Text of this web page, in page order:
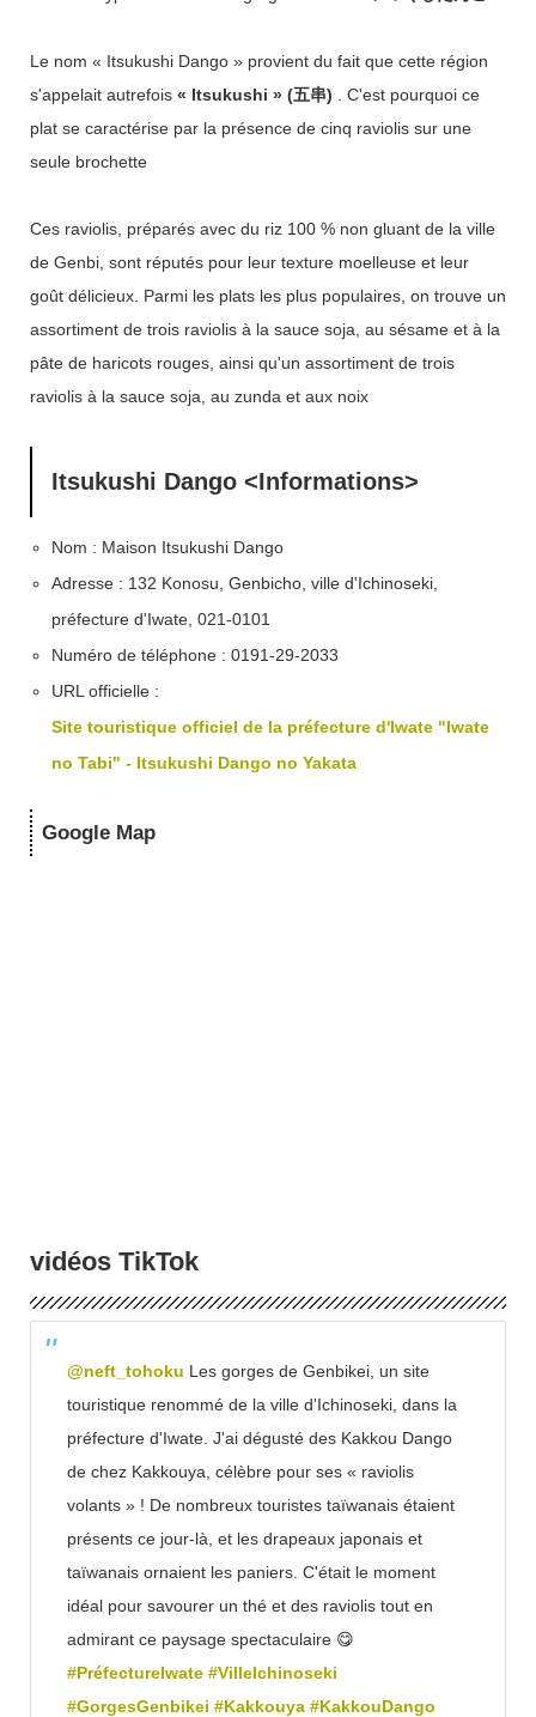
Le nom « Itsukushi Dango » provient du fait que cette région
s'appelait autrefois « Itsukushi » (五串) . C'est pourquoi ce
plat se caractérise par la présence de cinq raviolis sur une
seule brochette
Ces raviolis, préparés avec du riz 100 % non gluant de la ville
de Genbi, sont réputés pour leur texture moelleuse et leur
goût délicieux. Parmi les plats les plus populaires, on trouve un
assortiment de trois raviolis à la sauce soja, au sésame et à la
pâte de haricots rouges, ainsi qu'un assortiment de trois
raviolis à la sauce soja, au zunda et aux noix
Itsukushi Dango <Informations>
Nom : Maison Itsukushi Dango
Adresse : 132 Konosu, Genbicho, ville d'Ichinoseki,
préfecture d'Iwate, 021-0101
Numéro de téléphone : 0191-29-2033
URL officielle :
Site touristique officiel de la préfecture d'Iwate "Iwate
no Tabi" - Itsukushi Dango no Yakata
Google Map
vidéos TikTok
@neft_tohoku Les gorges de Genbikei, un site
touristique renommé de la ville d'Ichinoseki, dans la
préfecture d'Iwate. J'ai dégusté des Kakkou Dango
de chez Kakkouya, célèbre pour ses « raviolis
volants » ! De nombreux touristes taïwanais étaient
présents ce jour-là, et les drapeaux japonais et
taïwanais ornaient les paniers. C'était le moment
idéal pour savourer un thé et des raviolis tout en
admirant ce paysage spectaculaire 😋
#PréfectureIwate #VilleIchinoseki
#GorgesGenbikei #Kakkouya #KakkouDango